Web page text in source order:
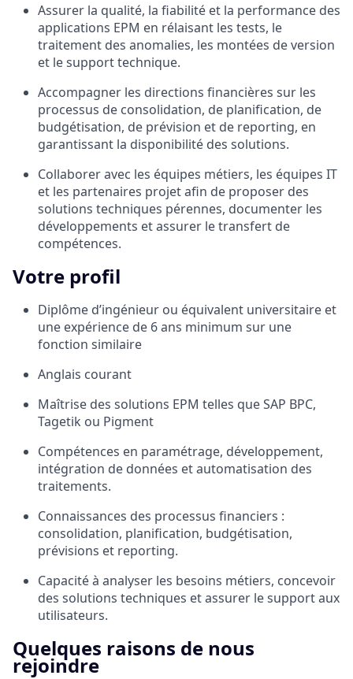
Assurer la qualité, la fiabilité et la performance des
applications EPM en rélaisant les tests, le
traitement des anomalies, les montées de version
et le support technique.
Accompagner les directions financières sur les
processus de consolidation, de planification, de
budgétisation, de prévision et de reporting, en
garantissant la disponibilité des solutions.
Collaborer avec les équipes métiers, les équipes IT
et les partenaires projet afin de proposer des
solutions techniques pérennes, documenter les
développements et assurer le transfert de
compétences.
Votre profil
Diplôme d’ingénieur ou équivalent universitaire et
une expérience de 6 ans minimum sur une
fonction similaire
Anglais courant
Maîtrise des solutions EPM telles que SAP BPC,
Tagetik ou Pigment
Compétences en paramétrage, développement,
intégration de données et automatisation des
traitements.
Connaissances des processus financiers :
consolidation, planification, budgétisation,
prévisions et reporting.
Capacité à analyser les besoins métiers, concevoir
des solutions techniques et assurer le support aux
utilisateurs.
Quelques raisons de nous
rejoindre